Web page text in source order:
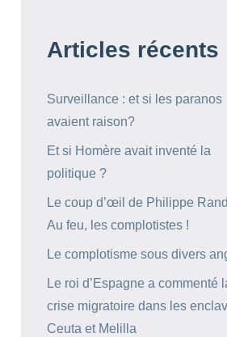
Articles récents
Surveillance : et si les paranos
avaient raison?
Et si Homère avait inventé la
politique ?
Le coup d’œil de Philippe
Au feu, les complotistes !
Le complotisme sous divers
Le roi d’Espagne a commenté
crise migratoire dans les
Ceuta et Melilla